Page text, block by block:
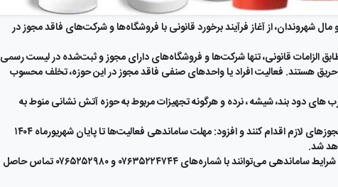
شهروندان، از آغاز فرآیند برخورد قانونی با فروشگاه‌ها و شرکت‌های فاقد مجوز در
الزامات قانونی، تنها شرکت‌ها و فروشگاه‌های دارای مجوز و ثبت‌شده در لیست رسمی
هستند. فعالیت افراد یا واحدهای صنفی فاقد مجوز در این حوزه، تخلف محسوب
های دود بند، شیشه ، نرده و هرگونه تجهیزات مربوط به حوزه آتش نشانی منوط به
فریدونی از فعالان این حوزه خواست هر چه سریع‌تر نسبت به دریافت مجوزهای لازم اقدام کنند و افزود: مهلت ساماندهی فعالیت‌ها تا پایان شهریورماه ۱۴۰۴
شد.
شهروندان و صاحبان فروشگاه‌ها برای کسب اطلاعات بیشتر در خصوص شرایط ساماندهی می‌توانند با شماره‌های ۰۷۶۳۵۲۲۴۷۴۴ و ۰۷۶۵۲۵۲۹۸۰ تماس حاصل